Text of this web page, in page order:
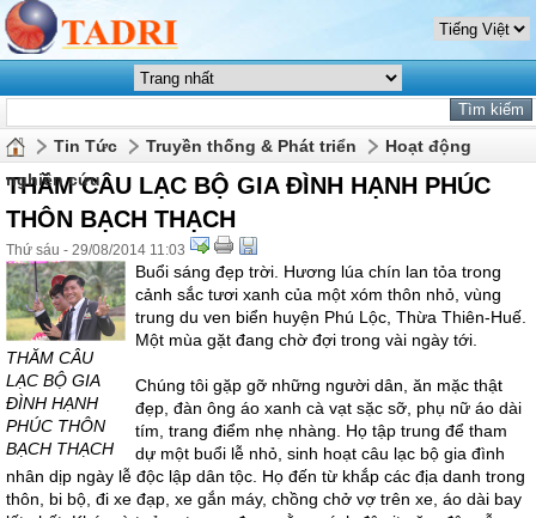
Tin Tức Truyền thống & Phát triển
Hoạt động
nghiên cứu
THĂM CÂU LẠC BỘ GIA ĐÌNH HẠNH PHÚC
THÔN BẠCH THẠCH
Thứ sáu - 29/08/2014 11:03
THĂM CÂU
LẠC BỘ GIA
ĐÌNH HẠNH
PHÚC THÔN
BẠCH THẠCH
Buổi sáng đẹp trời. Hương lúa chín lan tỏa trong
cảnh sắc tươi xanh của một xóm thôn nhỏ, vùng
trung du ven biển huyện Phú Lộc, Thừa Thiên-Huế.
Một mùa gặt đang chờ đợi trong vài ngày tới.
Chúng tôi gặp gỡ những người dân, ăn mặc thật
đẹp, đàn ông áo xanh cà vạt sặc sỡ, phụ nữ áo dài
tím, trang điểm nhẹ nhàng. Họ tập trung để tham
dự một buổi lễ nhỏ, sinh hoạt câu lạc bộ gia đình
nhân dịp ngày lễ độc lập dân tộc. Họ đến từ khắp các địa danh trong
thôn, bi bộ, đi xe đạp, xe gắn máy, chồng chở vợ trên xe, áo dài bay